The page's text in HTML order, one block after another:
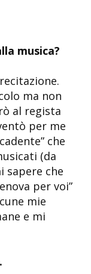
musica?
ma non
al regista
per me
che
(da
sapere che
per voi”
mie
e mi